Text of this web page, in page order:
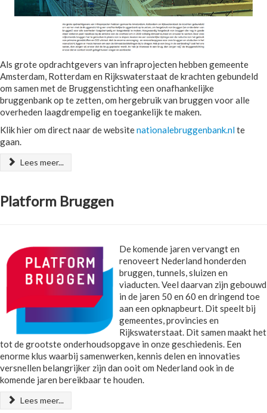
Als grote opdrachtgevers van infraprojecten hebben gemeente
Amsterdam, Rotterdam en Rijkswaterstaat de krachten gebundeld
om samen met de Bruggenstichting een onafhankelijke
bruggenbank op te zetten, om hergebruik van bruggen voor alle
overheden laagdrempelig en toegankelijk te maken.
Klik hier om direct naar de websitenationalebruggenbank.nlte
gaan.
Lees meer...
Platform Bruggen
De komende jaren vervangt en
renoveert Nederland honderden
bruggen, tunnels, sluizen en
viaducten. Veel daarvan zijn gebouwd
in de jaren 50 en 60 en dringend toe
aan een opknapbeurt. Dit speelt bij
gemeentes, provincies en
Rijkswaterstaat. Dit samen maakt het
tot de grootste onderhoudsopgave in onze geschiedenis. Een
enorme klus waarbij samenwerken, kennis delen en innovaties
versnellen belangrijker zijn dan ooit om Nederland ook in de
komende jaren bereikbaar te houden.
Lees meer...